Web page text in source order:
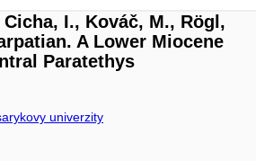
I., Kováč, M., Rögl,
A Lower Miocene
Paratethys
univerzity